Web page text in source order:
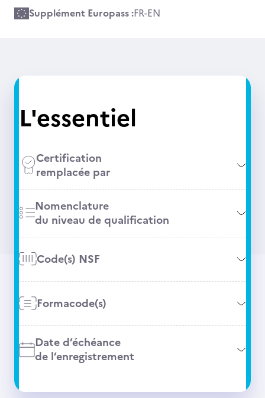
Supplément Europass :FR-EN
L'essentiel
Certification
remplacée par
Nomenclature
du niveau de qualification
Code(s) NSF
Formacode(s)
Date d’échéance
de l’enregistrement